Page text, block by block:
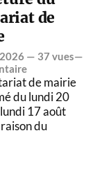
de
— 37 vues—
de mairie
du lundi 20
17 août
du